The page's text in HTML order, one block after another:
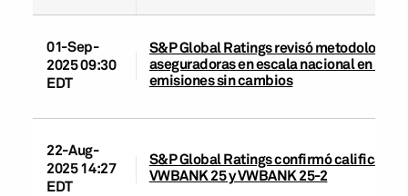
01-Sep-
2025 09:30
EDT
S&P Global Ratings revisó
aseguradoras en escala nacional en
emisiones sin cambios
22-Aug-
2025 14:27
EDT
S&P Global Ratings confirmó
VWBANK 25 y VWBANK 25-2